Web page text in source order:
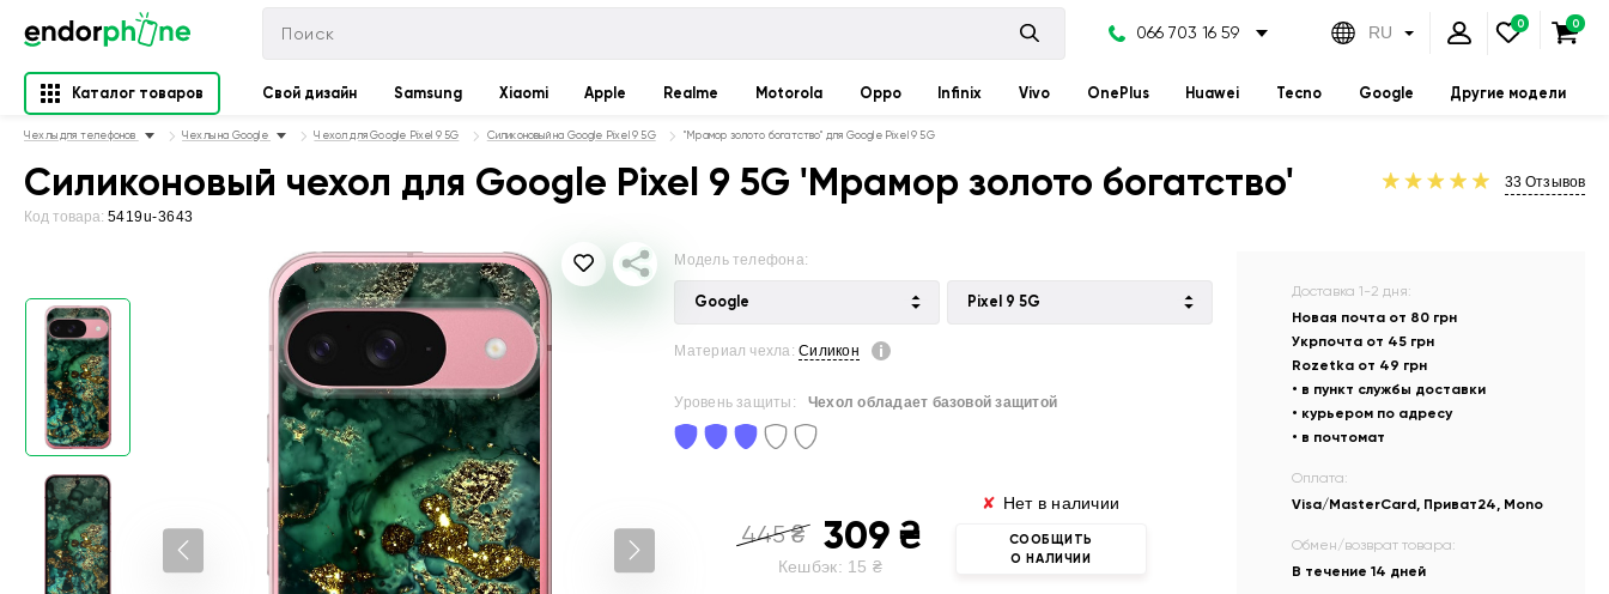
066 703 16 59 RU
Каталог товаров Свой дизайн Samsung Xiaomi Apple Realme Motorola Oppo Infinix Vivo OnePlus Huawei Tecno Google Другие модели
Чехлы для телефонов Чехлы на Google Чехол для Google Pixel 9 5G Силиконовый на Google Pixel 9 5G "Мрамор золото богатство" для Google Pixel 9 5G
Силиконовый чехол для Google Pixel 9 5G 'Мрамор золото богатство'
Код товара: 5419u-3643
33 Отзывов
Модель телефона:
Google Pixel 9 5G
Материал чехла:Силикон
Уровень защиты: Чехол обладает базовой защитой
445₴ 309 ₴
Кешбэк: 15 ₴
✘ Нет в наличии
СООБЩИТЬ
О НАЛИЧИИ
Доставка 1-2 дня:
Новая почта от 80 грн
Укрпочта от 45 грн
Rozetka от 49 грн
• в пункт службы доставки
• курьером по адресу
• в почтомат
Оплата:
Visa/MasterCard, Приват24, Mono
Обмен/возврат товара:
В течение 14 дней